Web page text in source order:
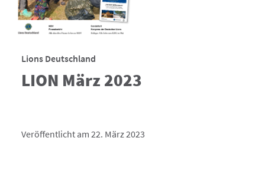
Lions Deutschland
LION März 2023
Veröffentlicht am 22. März 2023